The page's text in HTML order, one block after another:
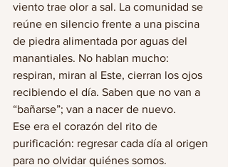
viento trae olor a sal. La comunidad se
reúne en silencio frente a una piscina
de piedra alimentada por aguas del
manantiales. No hablan mucho:
respiran, miran al Este, cierran los ojos
recibiendo el día. Saben que no van a
“bañarse”; van a nacer de nuevo.
Ese era el corazón del rito de
purificación: regresar cada día al origen
para no olvidar quiénes somos.